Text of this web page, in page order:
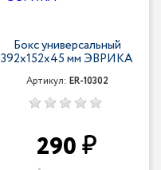
Бокс универсальный
392х152х45 мм ЭВРИКА
Артикул: ER-10302
290